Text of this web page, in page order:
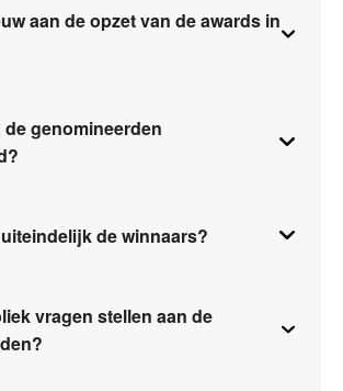
aan de opzet van de awards in
genomineerden
de winnaars?
vragen stellen aan de